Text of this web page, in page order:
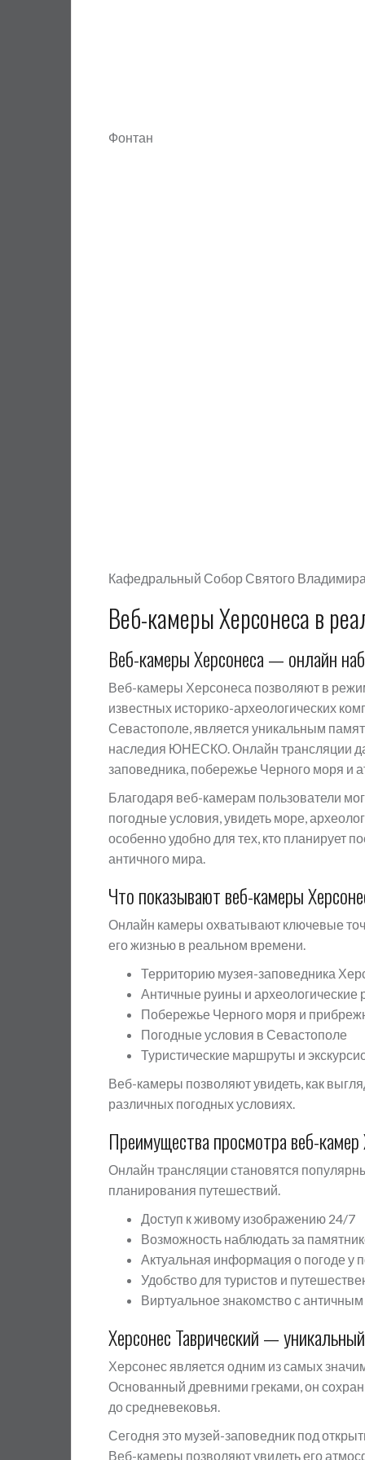
Фонтан
Кафедральный Собор Святого Владимира
Веб-камеры Херсонеса в
Веб-камеры Херсонеса — онлайн
Веб-камеры Херсонеса позволяют в
известных историко-археологических
Севастополе, является уникальным
наследия ЮНЕСКО. Онлайн трансляции
заповедника, побережье Черного моря и
Благодаря веб-камерам пользователи
погодные условия, увидеть море,
особенно удобно для тех, кто планирует
античного мира.
Что показывают веб-камеры
Онлайн камеры охватывают ключевые
его жизнью в реальном времени.
Территорию музея-заповедника
Античные руины и археологические
Побережье Черного моря и
Погодные условия в Севастополе
Туристические маршруты и
Веб-камеры позволяют увидеть, как
различных погодных условиях.
Преимущества просмотра веб-камер
Онлайн трансляции становятся
планирования путешествий.
Доступ к живому изображению 24/7
Возможность наблюдать за
Актуальная информация о погоде у
Удобство для туристов и
Виртуальное знакомство с
Херсонес Таврический —
Херсонес является одним из самых
Основанный древними греками, он
до средневековья.
Сегодня это музей-заповедник под
Веб-камеры позволяют увидеть его